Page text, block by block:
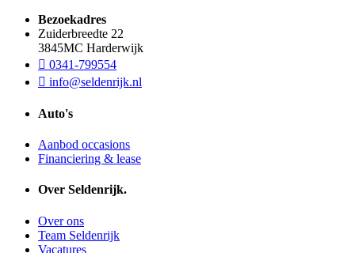
Bezoekadres
Zuiderbreedte 22
3845MC Harderwijk
0341-799554
info@seldenrijk.nl
Auto's
Aanbod occasions
Financiering & lease
Over Seldenrijk.
Over ons
Team Seldenrijk
Vacatures